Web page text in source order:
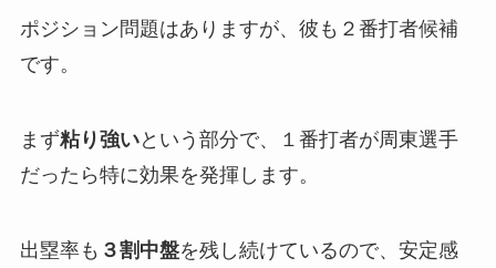
ポジション問題はありますが、彼も２番打者候補
です。
まず粘り強いという部分で、１番打者が周東選手
だったら特に効果を発揮します。
出塁率も ３割中盤を残し続けているので、安定感